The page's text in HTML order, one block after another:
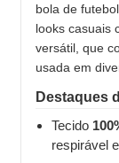
bola de
looks casuais
versátil, que
usada em
Destaques
Tecido
respirável